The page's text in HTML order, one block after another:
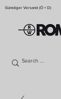
Günstiger Versand (Ö + D)